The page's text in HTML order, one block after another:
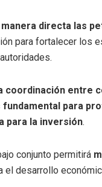
directa las
para fortalecer los
coordinación entre
para
para la inversión.
conjunto permitirá
desarrollo